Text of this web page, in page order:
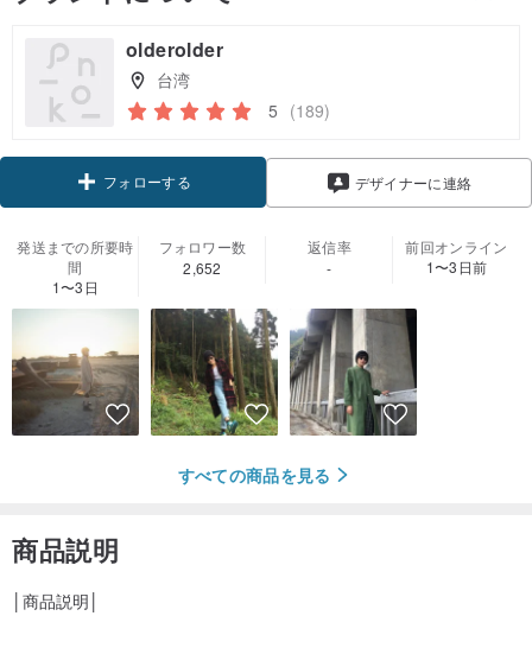
olderolder
台湾
5 (189)
フォローする デザイナーに連絡
発送までの所要時
間
1〜3日
フォロワー数
2,652
返信率
-
前回オンライン
1〜3日前
すべての商品を見る
商品説明
│商品説明│